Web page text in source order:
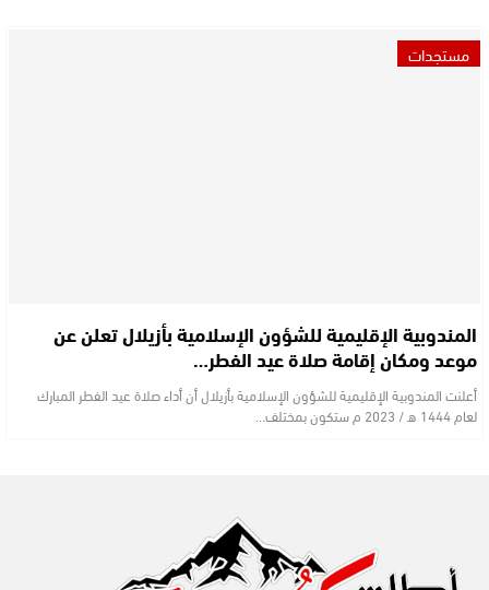
مستجدات
المندوبية الإقليمية للشؤون الإسلامية بأزيلال تعلن عن
موعد ومكان إقامة صلاة عيد الفطر…
أعلنت المندوبية الإقليمية للشؤون الإسلامية بأزيلال أن أداء صلاة عيد الفطر المبارك
لعام 1444 ه / 2023 م ستكون بمختلف…